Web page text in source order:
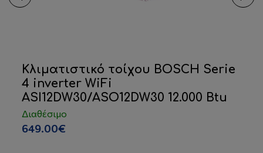
Κλιματιστικό τοίχου BOSCH Serie
4 inverter WiFi
ASI12DW30/ASO12DW30 12.000 Btu
Διαθέσιμο
649.00€